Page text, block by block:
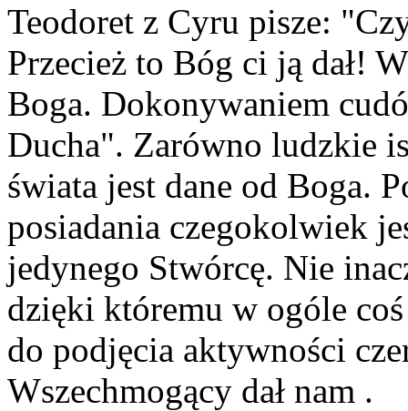
Teodoret z Cyru pisze:
Przecież to Bóg ci ją dał!
Boga. Dokonywaniem
Ducha". Zarówno ludzkie
świata jest dane od Boga.
posiadania czegokolwiek
jedynego Stwórcę. Nie
dzięki któremu w ogóle
do podjęcia aktywności
Wszechmogący dał nam .